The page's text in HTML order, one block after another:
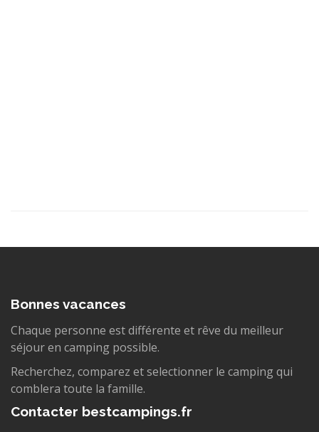
Bonnes vacances
Chaque personne est différente et rêve du meilleur
séjour en camping possible.
Recherchez, comparez et selectionner le camping qui
comblera toute la famille.
Contacter bestcampings.fr